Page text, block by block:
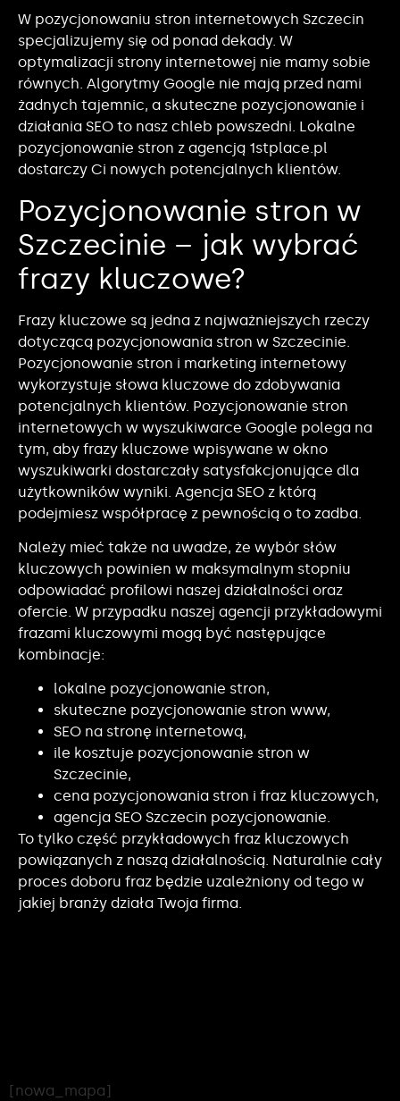
W pozycjonowaniu stron internetowych Szczecin
specjalizujemy się od ponad dekady. W
optymalizacji strony internetowej nie mamy sobie
równych. Algorytmy Google nie mają przed nami
żadnych tajemnic, a skuteczne pozycjonowanie i
działania SEO to nasz chleb powszedni. Lokalne
pozycjonowanie stron z agencją 1stplace.pl
dostarczy Ci nowych potencjalnych klientów.
Pozycjonowanie stron w
Szczecinie – jak wybrać
frazy kluczowe?
Frazy kluczowe są jedna z najważniejszych rzeczy
dotyczącą pozycjonowania stron w Szczecinie.
Pozycjonowanie stron i marketing internetowy
wykorzystuje słowa kluczowe do zdobywania
potencjalnych klientów. Pozycjonowanie stron
internetowych w wyszukiwarce Google polega na
tym, aby frazy kluczowe wpisywane w okno
wyszukiwarki dostarczały satysfakcjonujące dla
użytkowników wyniki. Agencja SEO z którą
podejmiesz współpracę z pewnością o to zadba.
Należy mieć także na uwadze, że wybór słów
kluczowych powinien w maksymalnym stopniu
odpowiadać profilowi naszej działalności oraz
ofercie. W przypadku naszej agencji przykładowymi
frazami kluczowymi mogą być następujące
kombinacje:
lokalne pozycjonowanie stron,
skuteczne pozycjonowanie stron www,
SEO na stronę internetową,
ile kosztuje pozycjonowanie stron w
Szczecinie,
cena pozycjonowania stron i fraz kluczowych,
agencja SEO Szczecin pozycjonowanie.
To tylko część przykładowych fraz kluczowych
powiązanych z naszą działalnością. Naturalnie cały
proces doboru fraz będzie uzależniony od tego w
jakiej branży działa Twoja firma.
[nowa_mapa]